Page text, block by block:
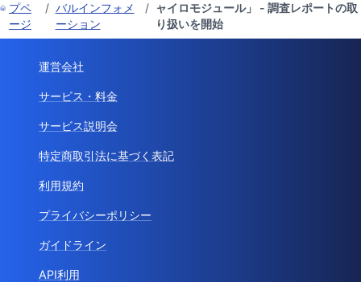
プペ
ージ
/ バルインフォメ
ーション
/ ャイロモジュール」 - 調査レポートの取
り扱いを開始
運営会社
サービス・料金
サービス説明会
特定商取引法に基づく表記
利用規約
プライバシーポリシー
ガイドライン
API利用